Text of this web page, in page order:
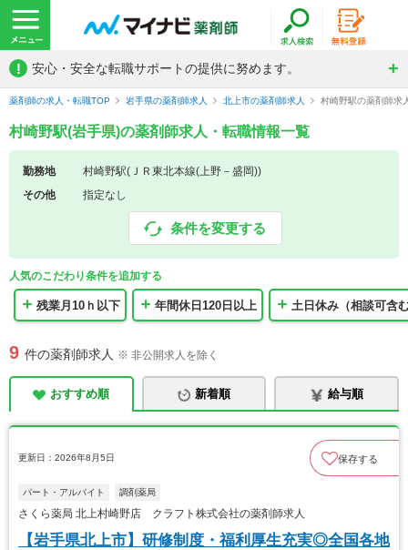
! 安心・安全な転職サポートの提供に努めます。
薬剤師の求人・転職TOP 岩手県の薬剤師求人 北上市の薬剤師求人 村崎野駅の薬剤師求
村崎野駅(岩手県)の薬剤師求人・転職情報一覧
勤務地
村崎野駅(ＪＲ東北本線(上野－盛岡))
その他
指定なし
条件を変更する
人気のこだわり条件を追加する
残業月10ｈ以下 年間休日120日以上 土日休み（相談可含
9 件の薬剤師求人 ※ 非公開求人を除く
おすすめ順 新着順 給与順
更新日：2026年8月5日 保存する
パート・アルバイト 調剤薬局
さくら薬局 北上村崎野店 クラフト株式会社の薬剤師求人
【岩手県北上市】研修制度・福利厚生充実◎全国各地